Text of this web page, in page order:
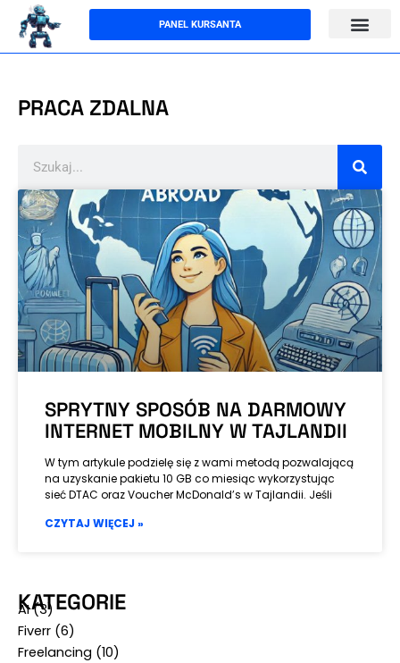
Przejdź
treści
PANEL KURSANTA
PRACA ZDALNA
SPRYTNY SPOSÓB NA DARMOWY
INTERNET MOBILNY W TAJLANDII
W tym artykule podzielę się z wami metodą pozwalającą
na uzyskanie pakietu 10 GB co miesiąc wykorzystując
sieć DTAC oraz Voucher McDonald’s w Tajlandii. Jeśli
CZYTAJ WIĘCEJ »
KATEGORIE
AI(3)
Fiverr (6)
Freelancing (10)